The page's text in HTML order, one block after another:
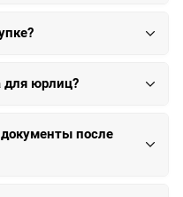
для юрлиц?
документы после